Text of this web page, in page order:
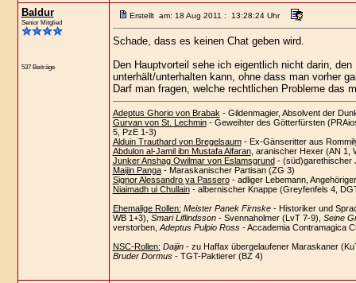
Baldur
Senior Mitglied
537 Beiträge
Erstellt am: 18 Aug 2011 : 13:28:24 Uhr
Schade, dass es keinen Chat geben wird.
Den Hauptvorteil sehe ich eigentlich nicht darin,
unterhält/unterhalten kann, ohne dass man vorher
Darf man fragen, welche rechtlichen Probleme das
Adeptus Ghorio von Brabak - Gildenmagier, Absolvent der
Gurvan von St. Lechmin- Geweihter des Götterfürsten
5, PzE 1-3)
Alduin Trauthard von Bregelsaum- Ex-Gänseritter aus
Abdulon al-Jamil ibn Mustafa Alfaran, aranischer Hexer (AN 1,
Junker Anshag Owilmar von Eslamsgrund- (süd)garethischer
Maijin Panga- Maraskanischer Partisan (ZG 3)
Signor Alessandro ya Passero- adliger Lebemann,
Niaimadh ui Chullain- albernischer Knappe (Greyfenfels 4,
Ehemalige Rollen: Meister Panek Firnske- Historiker und
WB 1+3), Smari Liflindsson- Svennaholmer (LvT 7-9), Seine
verstorben, Adeptus Pulpio Ross- Accademia Contramagica
NSC-Rollen: Daijin- zu Haffax übergelaufener Maraskaner
Bruder Dormus- TGT-Paktierer (BZ 4)